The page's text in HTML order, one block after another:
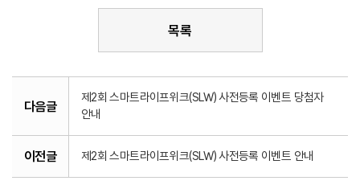
목록
다음글
제2회 스마트라이프위크(SLW) 사전등록 이벤트 당첨자
안내
이전글 제2회 스마트라이프위크(SLW) 사전등록 이벤트 안내